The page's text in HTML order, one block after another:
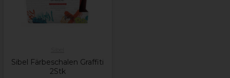
Sibel Färbeschalen Graffiti
2Stk